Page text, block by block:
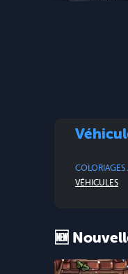
COLORIAGES
VÉHICULES
🆕